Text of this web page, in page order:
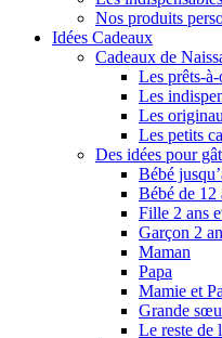
Nos produits
Idées Cadeaux
Cadeaux de
Les prêts-
Les
Les
Les petits
Des idées pour
Bébé
Bébé de 12
Fille 2 ans
Garçon 2
Maman
Papa
Mamie et
Grande
Le reste de